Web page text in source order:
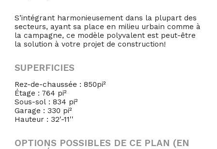
S’intégrant harmonieusement dans la plupart des
secteurs, ayant sa place en milieu urbain comme à
la campagne, ce modèle polyvalent est peut-être
la solution à votre projet de construction!
SUPERFICIES
Rez-de-chaussée : 850pi²
Étage : 764 pi²
Sous-sol : 834 pi²
Garage : 330 pi²
Hauteur : 32'-11''
OPTIONS POSSIBLES DE CE PLAN (EN